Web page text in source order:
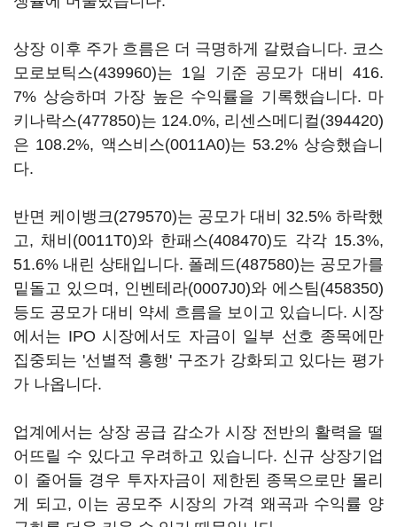
상장 이후 주가 흐름은 더 극명하게 갈렸습니다. 코스
모로보틱스(439960)는 1일 기준 공모가 대비 416.
7% 상승하며 가장 높은 수익률을 기록했습니다. 마
키나락스(477850)는 124.0%, 리센스메디컬(394420)
은 108.2%, 액스비스(0011A0)는 53.2% 상승했습니
다.
반면 케이뱅크(279570)는 공모가 대비 32.5% 하락했
고, 채비(0011T0)와 한패스(408470)도 각각 15.3%,
51.6% 내린 상태입니다. 폴레드(487580)는 공모가를
밑돌고 있으며, 인벤테라(0007J0)와 에스팀(458350)
등도 공모가 대비 약세 흐름을 보이고 있습니다. 시장
에서는 IPO 시장에서도 자금이 일부 선호 종목에만
집중되는 '선별적 흥행' 구조가 강화되고 있다는 평가
가 나옵니다.
업계에서는 상장 공급 감소가 시장 전반의 활력을 떨
어뜨릴 수 있다고 우려하고 있습니다. 신규 상장기업
이 줄어들 경우 투자자금이 제한된 종목으로만 몰리
게 되고, 이는 공모주 시장의 가격 왜곡과 수익률 양